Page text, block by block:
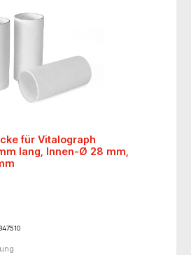
für Vitalograph
lang, Innen-Ø 28 mm,